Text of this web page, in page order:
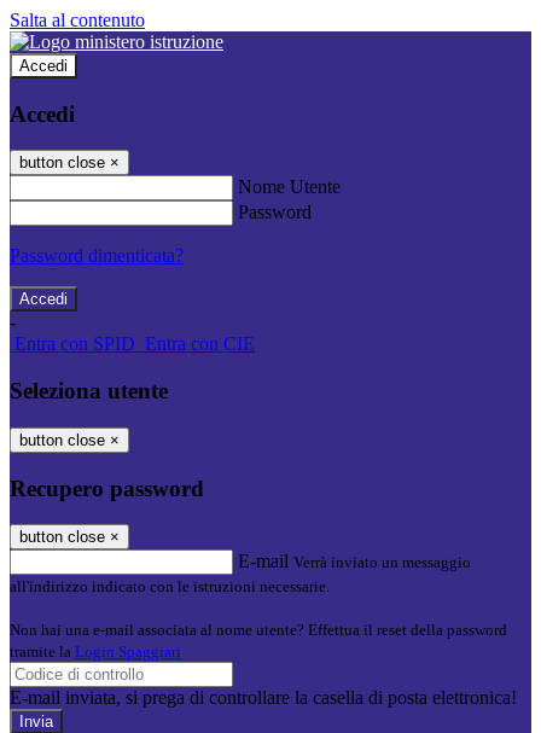
Salta al contenuto
Accedi
Accedi
button close ×
Nome Utente
Password
Password dimenticata?
-
Entra con SPID Entra con CIE
Seleziona utente
button close ×
Recupero password
button close ×
E-mail Verrà inviato un messaggio
all'indirizzo indicato con le istruzioni necessarie.
Non hai una e-mail associata al nome utente? Effettua il reset della password
tramite la Login Spaggiari
E-mail inviata, si prega di controllare la casella di posta elettronica!